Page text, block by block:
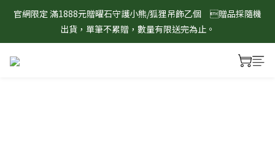
8/1-8/31 淨心護運 全館8折起 記得將商品加入購物車查看最終折
扣金額！
出貨，單筆不累贈，數量有限送完為止。
8/1-8/31 淨心護運 全館8折起 記得將商品加入購物車查看最終折